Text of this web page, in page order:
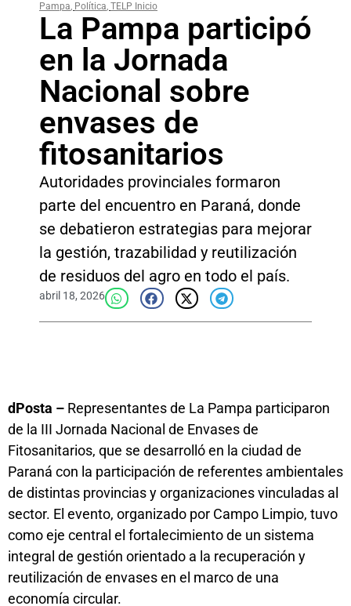
Pampa, Política, TELP Inicio
La Pampa participó
en la Jornada
Nacional sobre
envases de
fitosanitarios
Autoridades provinciales formaron
parte del encuentro en Paraná, donde
se debatieron estrategias para mejorar
la gestión, trazabilidad y reutilización
de residuos del agro en todo el país.
abril 18, 2026
dPosta – Representantes de La Pampa participaron
de la III Jornada Nacional de Envases de
Fitosanitarios, que se desarrolló en la ciudad de
Paraná con la participación de referentes ambientales
de distintas provincias y organizaciones vinculadas al
sector. El evento, organizado por Campo Limpio, tuvo
como eje central el fortalecimiento de un sistema
integral de gestión orientado a la recuperación y
reutilización de envases en el marco de una
economía circular.